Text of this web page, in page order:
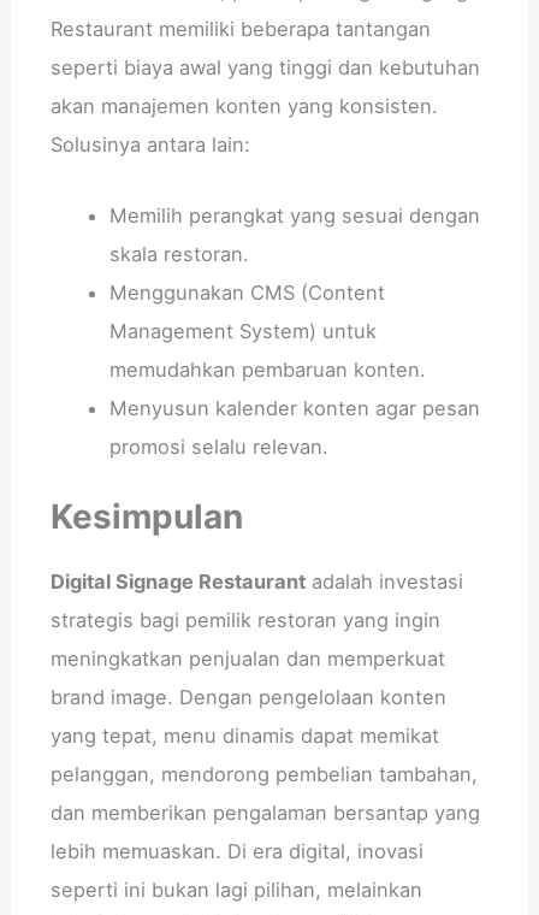
Restaurant memiliki beberapa tantangan
seperti biaya awal yang tinggi dan kebutuhan
akan manajemen konten yang konsisten.
Solusinya antara lain:
Memilih perangkat yang sesuai dengan
skala restoran.
Menggunakan CMS (Content
Management System) untuk
memudahkan pembaruan konten.
Menyusun kalender konten agar pesan
promosi selalu relevan.
Kesimpulan
Digital Signage Restaurantadalah investasi
strategis bagi pemilik restoran yang ingin
meningkatkan penjualan dan memperkuat
brand image. Dengan pengelolaan konten
yang tepat, menu dinamis dapat memikat
pelanggan, mendorong pembelian tambahan,
dan memberikan pengalaman bersantap yang
lebih memuaskan. Di era digital, inovasi
seperti ini bukan lagi pilihan, melainkan